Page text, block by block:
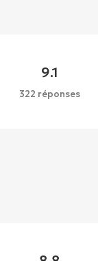
9.1
322 réponses